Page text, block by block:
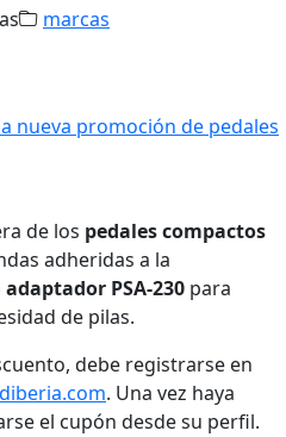
marcas
de los pedales compactos
adheridas a la
adaptador PSA-230 para
de pilas.
debe registrarse en
. Una vez haya
el cupón desde su perfil.